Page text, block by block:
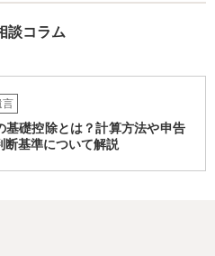
談コラム
言
基礎控除とは？計算方法や申告
断基準について解説